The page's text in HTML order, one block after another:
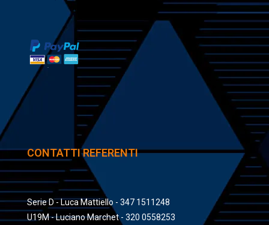
CONTATTI REFERENTI
Serie D - Luca Mattiello - 347 1511248
U19M - Luciano Marchet - 320 0558253